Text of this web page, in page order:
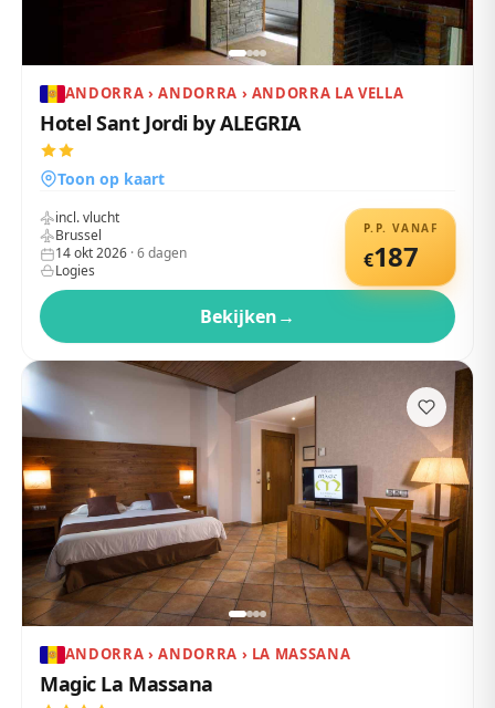
ANDORRA › ANDORRA › ANDORRA LA VELLA
Hotel Sant Jordi by ALEGRIA
Toon op kaart
P.P. VANAF
€187
incl. vlucht
Brussel
14 okt 2026 ·6dagen
Logies
Bekijken→
ANDORRA › ANDORRA › LA MASSANA
Magic La Massana